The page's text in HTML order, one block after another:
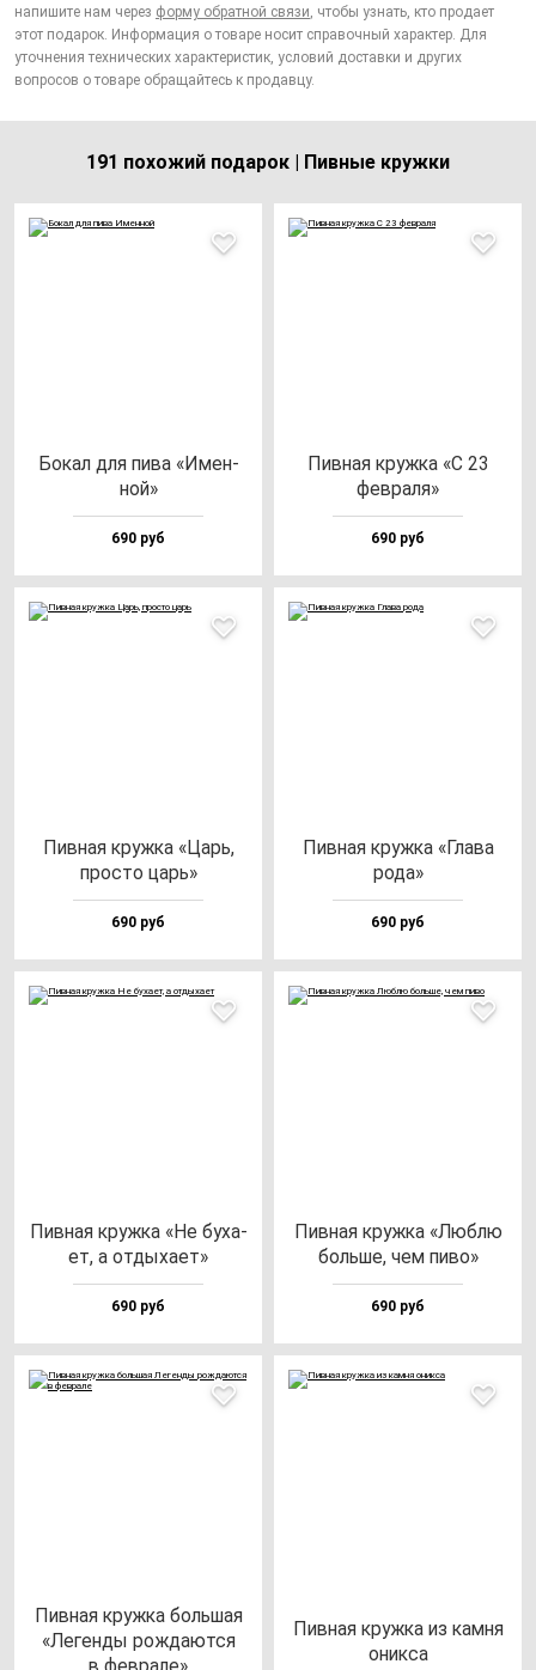
напишите нам через форму обратной связи, чтобы узнать, кто продает
этот подарок. Информация о товаре носит справочный характер. Для
уточнения технических характеристик, условий доставки и других
вопросов о товаре обращайтесь к продавцу.
191 похожий подарок | Пивные кружки
Бокал для пи­ва «Имен­
ной»
690 руб
Пив­ная круж­ка «С 23
фев­ра­ля»
690 руб
Пив­ная круж­ка «Царь,
прос­то царь»
690 руб
Пив­ная круж­ка «Гла­ва
ро­да»
690 руб
Пив­ная круж­ка «Не бу­ха­
ет, а от­ды­ха­ет»
690 руб
Пив­ная круж­ка «Люб­лю
боль­ше, чем пи­во»
690 руб
Пив­ная круж­ка боль­шая
«Леген­ды рож­да­ют­ся
Пив­ная круж­ка из кам­ня
оник­са